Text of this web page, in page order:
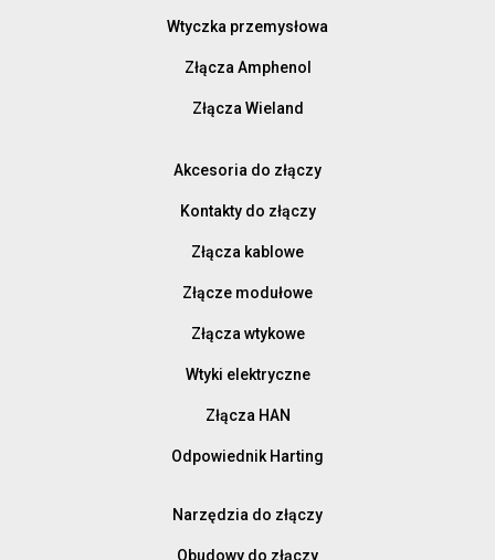
Wtyczka przemysłowa
Złącza Amphenol
Złącza Wieland
Akcesoria do złączy
Kontakty do złączy
Złącza kablowe
Złącze modułowe
Złącza wtykowe
Wtyki elektryczne
Złącza HAN
Odpowiednik Harting
Narzędzia do złączy
Obudowy do złączy